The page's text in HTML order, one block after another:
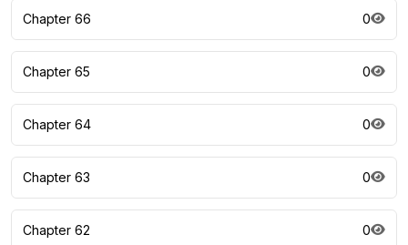
Chapter 66 0
Chapter 65 0
Chapter 64 0
Chapter 63 0
Chapter 62 0